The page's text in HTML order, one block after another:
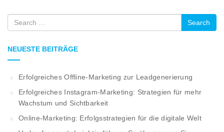
Search
NEUESTE BEITRÄGE
Erfolgreiches Offline-Marketing zur Leadgenerierung
Erfolgreiches Instagram-Marketing: Strategien für mehr
Wachstum und Sichtbarkeit
Online-Marketing: Erfolgsstrategien für die digitale Welt